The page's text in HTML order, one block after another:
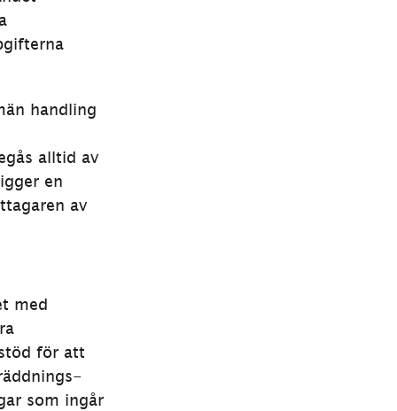
handling
alltid av
en
av
med
för att
som ingår